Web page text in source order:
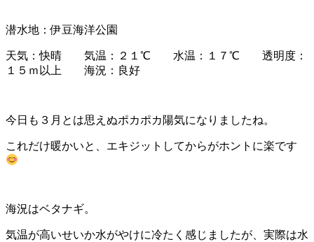
潜水地：伊豆海洋公園
天気：快晴 気温：２１℃ 水温：１７℃ 透明度：
１５ｍ以上 海況：良好
今日も３月とは思えぬポカポカ陽気になりましたね。
これだけ暖かいと、エキジットしてからがホントに楽です
海況はベタナギ。
気温が高いせいか水がやけに冷たく感じましたが、実際は水